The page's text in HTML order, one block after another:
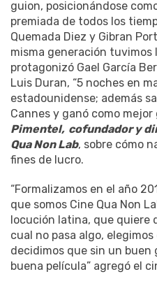
guion, posicionándose
premiada de todos los
Quemada Diez y Gibran
misma generación tuvimos
protagonizó Gael García
Luis Duran, “5 noches en
estadounidense; además
Cannes y ganó como mejor
Pimentel, cofundador y
Qua Non Lab, sobre cómo
fines de lucro.
“Formalizamos en el año
que somos Cine Qua Non
locución latina, que quiere
cual no pasa algo,
decidimos que sin un
buena película” agregó el